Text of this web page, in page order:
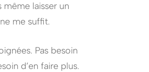
laisser un
me suffit.
Pas besoin
d’en faire plus.